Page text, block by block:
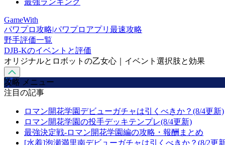
最強ランキング
GameWith
パワプロ攻略|パワプロアプリ最速攻略
野手評価一覧
DJB-Kのイベントと評価
オリジナルとロボットの乙女心｜イベント選択肢と効果
攻略 メニュー
注目の記事
ロマン開花学園デビューガチャは引くべきか？(8/4更新)
ロマン開花学園の投手デッキテンプレ(8/4更新)
最強決定戦-ロマン開花学園編の攻略・報酬まとめ
[水着]泡瀬満里南デビューガチャは引くべきか？(8/2更